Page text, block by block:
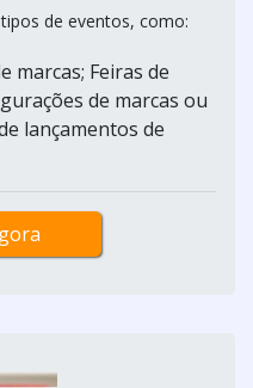
de eventos, como:
marcas; Feiras de
de marcas ou
lançamentos de